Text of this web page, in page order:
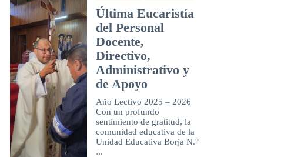
Última Eucaristía
del Personal
Docente,
Directivo,
Administrativo y
de Apoyo
Año Lectivo 2025 – 2026
Con un profundo
sentimiento de gratitud, la
comunidad educativa de la
Unidad Educativa Borja N.°
...